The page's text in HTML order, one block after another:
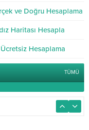
ve Doğru Hesaplama
Haritası Hesapla
Hesaplama
TÜMÜ